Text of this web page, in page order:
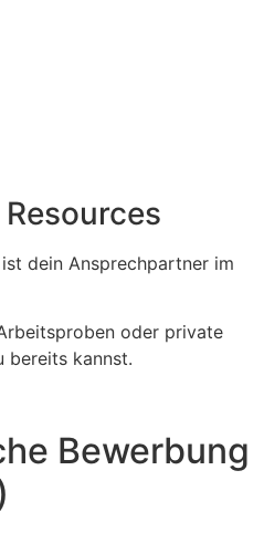
dein Ansprechpartner im
oder private
bereits kannst.
Bewerbung